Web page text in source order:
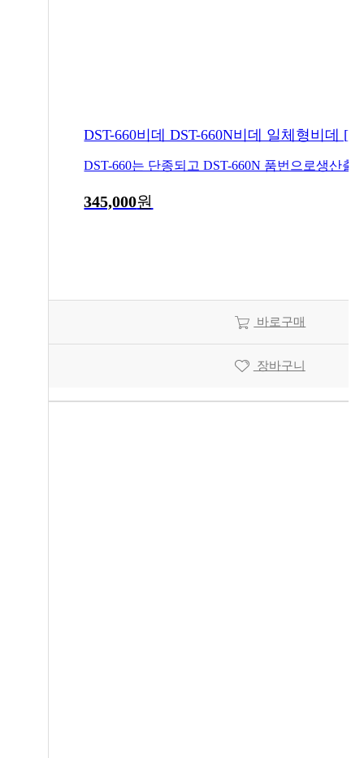
DST-660비데 DST-660N비데 일체형비데 [
345,000원
바로구매
장바구니